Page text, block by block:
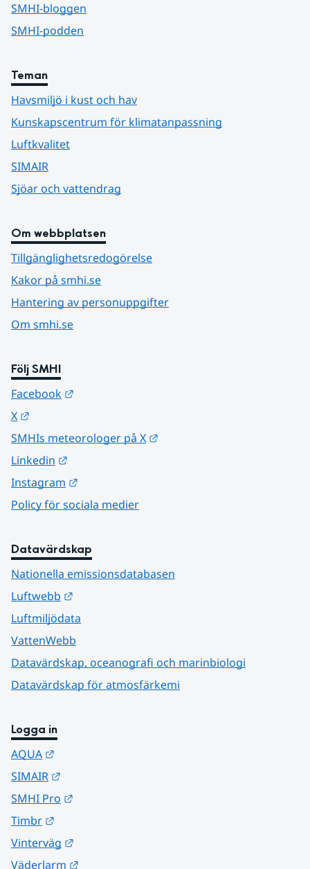
SMHI-bloggen
SMHI-podden
Teman
Havsmiljö i kust och hav
Kunskapscentrum för klimatanpassning
Luftkvalitet
SIMAIR
Sjöar och vattendrag
Om webbplatsen
Tillgänglighetsredogörelse
Kakor på smhi.se
Hantering av personuppgifter
Om smhi.se
Följ SMHI
Facebook
X
SMHIs meteorologer på X
Linkedin
Instagram
Policy för sociala medier
Datavärdskap
Nationella emissionsdatabasen
Luftwebb
Luftmiljödata
VattenWebb
Datavärdskap, oceanografi och marinbiologi
Datavärdskap för atmosfärkemi
Logga in
AQUA
SIMAIR
SMHI Pro
Timbr
Vinterväg
Väderlarm